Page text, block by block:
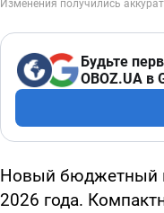
Будьте
OBOZ.UA в
Новый бюджетный
2026 года.